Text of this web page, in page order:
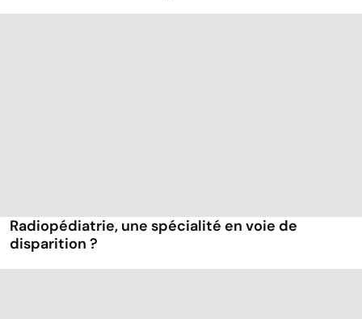
Radiopédiatrie, une spécialité en voie de
disparition ?